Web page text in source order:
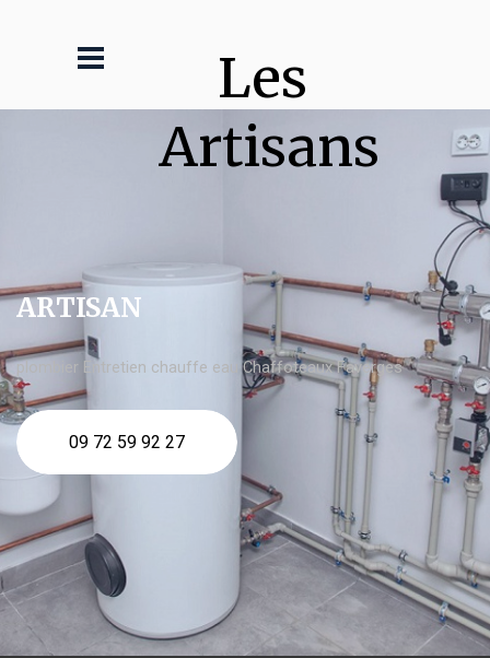
Les
Artisans
ARTISAN
plombier Entretien chauffe eau Chaffoteaux Faverges
09 72 59 92 27